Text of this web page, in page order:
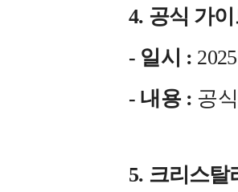
4. 공식 가
- 일시 :
- 내용 : 공
5. 크리스탈